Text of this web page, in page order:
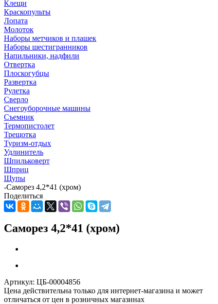
Клещи
Краскопульты
Лопата
Молоток
Наборы метчиков и плашек
Наборы шестигранников
Напильники, надфили
Отвертка
Плоскогубцы
Развертка
Рулетка
Сверло
Снегоуборочные машины
Съемник
Термопистолет
Трещотка
Туризм-отдых
Удлинитель
Шпильковерт
Шприц
Щупы
-Саморез 4,2*41 (хром)
Поделиться
Саморез 4,2*41 (хром)
Артикул: ЦБ-00004856
Цена действительна только для интернет-магазина и может
отличаться от цен в розничных магазинах